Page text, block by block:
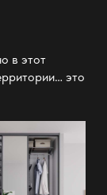
в этот
это